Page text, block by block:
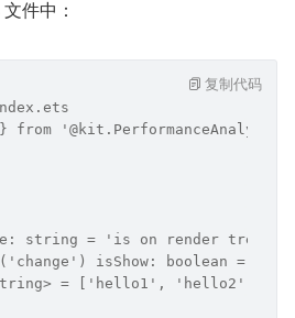
件中：
string = 'is on render tree';
isShow: boolean =
= ['hello1', 'hello2',
复制代码